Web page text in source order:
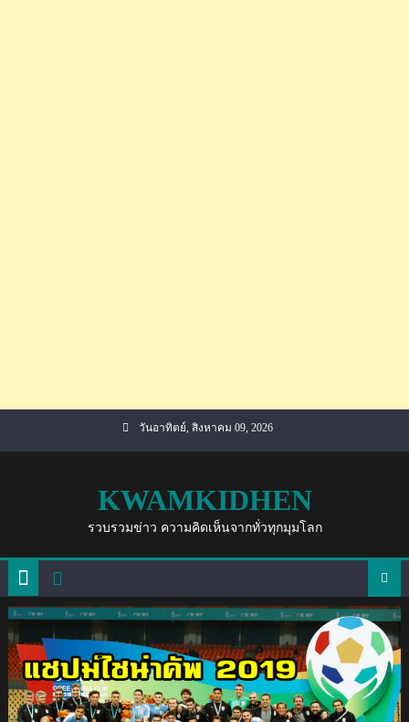
วันอาทิตย์, สิงหาคม 09, 2026
KWAMKIDHEN
รวบรวมข่าว ความคิดเห็นจากทั่วทุกมุมโลก